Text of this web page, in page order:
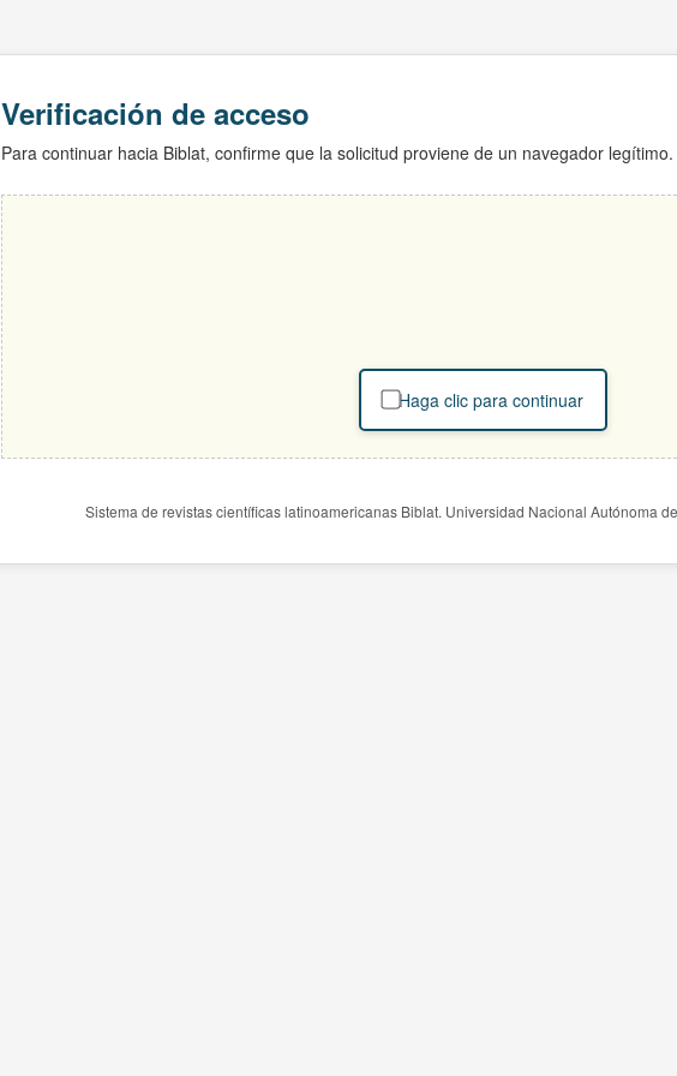
Verificación de acceso
Para continuar hacia Biblat, confirme que la solicitud proviene de un navegador legítimo.
Haga clic para continuar
Sistema de revistas científicas latinoamericanas Biblat. Universidad Nacional Autónoma